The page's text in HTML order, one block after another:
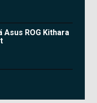
Asus ROG Kithara